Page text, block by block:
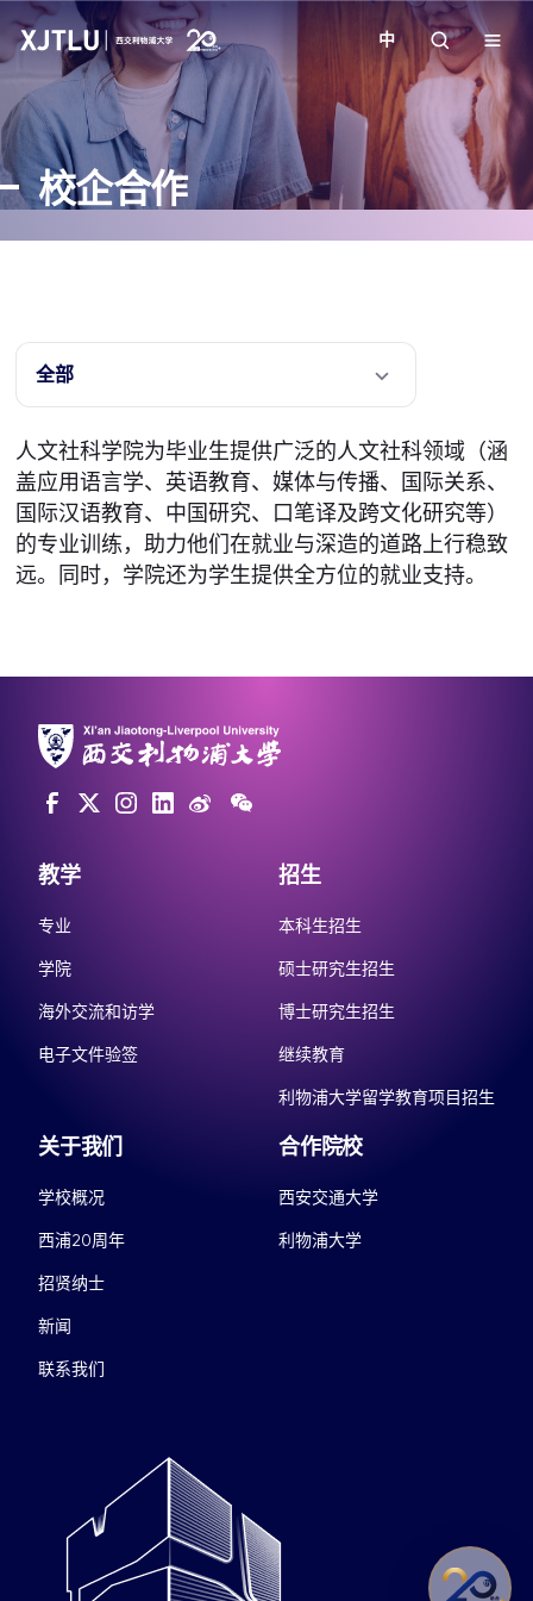
教学
招生
学院
校园生活
关于我们
中
校企合作
全部
人文社科学院为毕业生提供广泛的人文社科领域（涵
盖应用语言学、英语教育、媒体与传播、国际关系、
国际汉语教育、中国研究、口笔译及跨文化研究等）
的专业训练，助力他们在就业与深造的道路上行稳致
远。同时，学院还为学生提供全方位的就业支持。
教学
专业
学院
海外交流和访学
电子文件验签
招生
本科生招生
硕士研究生招生
博士研究生招生
继续教育
利物浦大学留学教育项目招生
关于我们
学校概况
西浦20周年
招贤纳士
新闻
联系我们
合作院校
西安交通大学
利物浦大学